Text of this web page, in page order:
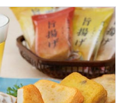
らんセット[DS-C]【
げかまぼこ「旨揚げ